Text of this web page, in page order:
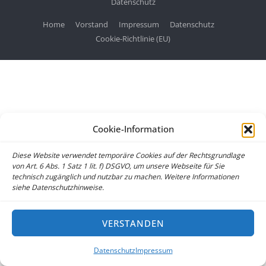
Cookie-Information
Diese Website verwendet temporäre Cookies auf der Rechtsgrundlage
von Art. 6 Abs. 1 Satz 1 lit. f) DSGVO, um unsere Webseite für Sie
technisch zugänglich und nutzbar zu machen. Weitere Informationen
siehe Datenschutzhinweise.
VERSTANDEN
DatenschutzImpressum
Home Vorstand Impressum
Datenschutz
Cookie-Richtlinie (EU)